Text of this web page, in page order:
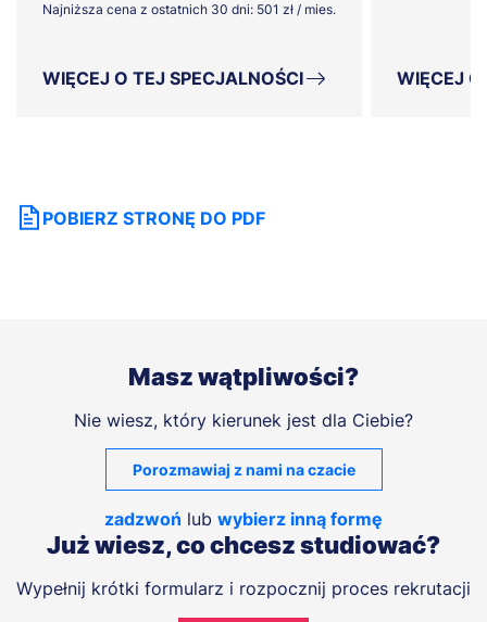
Najniższa cena z ostatnich 30 dni: 501 zł / mies.
WIĘCEJ O TEJ SPECJALNOŚCI WIĘCEJ
POBIERZ STRONĘ DO PDF
Masz wątpliwości?
Nie wiesz, który kierunek jest dla Ciebie?
Porozmawiaj z nami na czacie
zadzwoń lub wybierz inną formę
Już wiesz, co chcesz studiować?
Wypełnij krótki formularz i rozpocznij proces rekrutacji